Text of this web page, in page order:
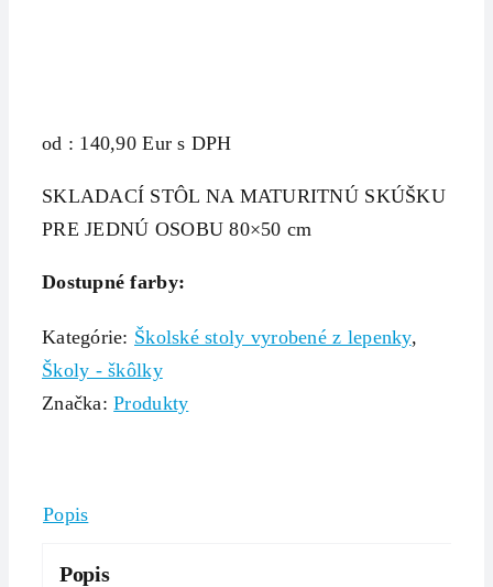
od : 140,90 Eur s DPH
SKLADACÍ STÔL NA MATURITNÚ SKÚŠKU
PRE JEDNÚ OSOBU 80×50 cm
Dostupné farby:
Kategórie: Školské stoly vyrobené z lepenky,
Školy - škôlky
Značka:Produkty
Popis
Popis